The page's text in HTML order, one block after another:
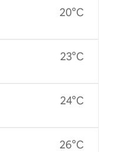
20°C
23°C
24°C
26°C